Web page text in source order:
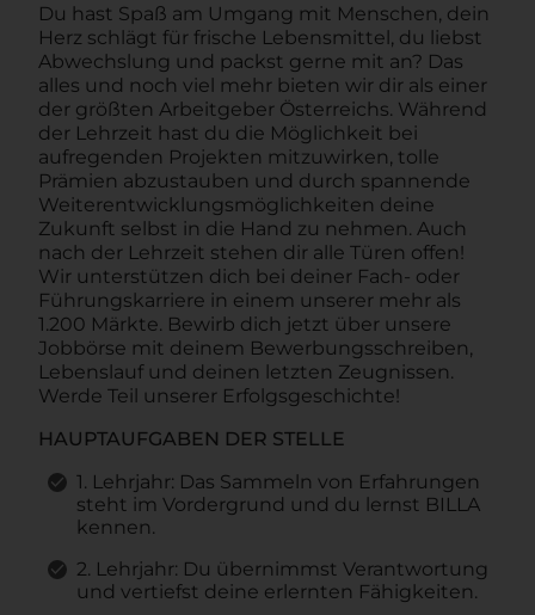
Du hast Spaß am Umgang mit Menschen, dein
Herz schlägt für frische Lebensmittel, du liebst
Abwechslung und packst gerne mit an? Das
alles und noch viel mehr bieten wir dir als einer
der größten Arbeitgeber Österreichs. Während
der Lehrzeit hast du die Möglichkeit bei
aufregenden Projekten mitzuwirken, tolle
Prämien abzustauben und durch spannende
Weiterentwicklungsmöglichkeiten deine
Zukunft selbst in die Hand zu nehmen. Auch
nach der Lehrzeit stehen dir alle Türen offen!
Wir unterstützen dich bei deiner Fach- oder
Führungskarriere in einem unserer mehr als
1.200 Märkte. Bewirb dich jetzt über unsere
Jobbörse mit deinem Bewerbungsschreiben,
Lebenslauf und deinen letzten Zeugnissen.
Werde Teil unserer Erfolgsgeschichte!
HAUPTAUFGABEN DER STELLE
1. Lehrjahr: Das Sammeln von Erfahrungen
steht im Vordergrund und du lernst BILLA
kennen.
2. Lehrjahr: Du übernimmst Verantwortung
und vertiefst deine erlernten Fähigkeiten.